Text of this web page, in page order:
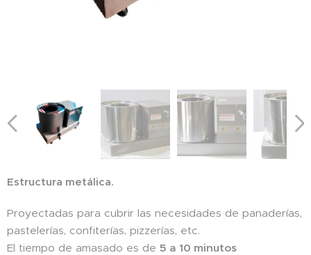
Estructura metálica.
Proyectadas para cubrir las necesidades de panaderías,
pastelerías, confiterías, pizzerías, etc.
El tiempo de amasado es de 5 a 10 minutos